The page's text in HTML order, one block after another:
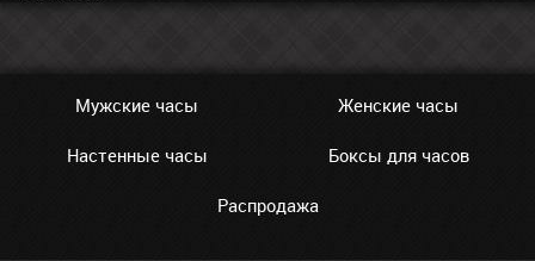
Мужские часы Женские часы
Настенные часы Боксы для часов
Распродажа